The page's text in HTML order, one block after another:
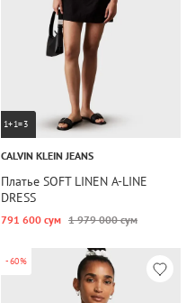
1+1=3
CALVIN KLEIN JEANS
Платье SOFT LINEN A-LINE
DRESS
791 600 сум 1 979 000 сум
-60%